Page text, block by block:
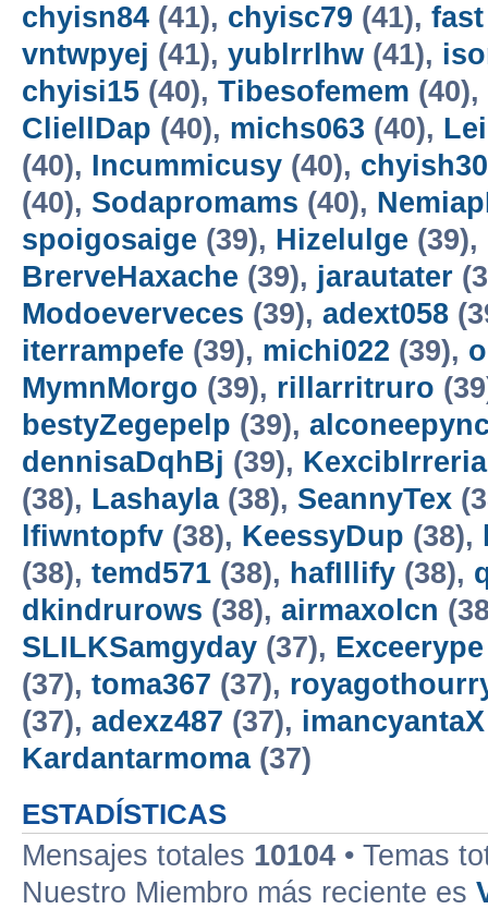
chyisn84 (41), chyisc79 (41),
vntwpyej (41), yublrrlhw (41),
chyisi15 (40), Tibesofemem (40),
CliellDap (40), michs063 (40),
(40), Incummicusy (40), chyish30
(40), Sodapromams (40),
spoigosaige (39), Hizelulge (39),
BrerveHaxache (39), jarautater
Modoeverveces (39), adext058
iterrampefe (39), michi022 (39),
MymnMorgo (39), rillarritruro
bestyZegepelp (39),
dennisaDqhBj (39), KexcibIrreria
(38), Lashayla(38), SeannyTex
lfiwntopfv (38), KeessyDup (38),
(38), temd571 (38), hafIllify (38),
dkindrurows (38), airmaxolcn
SLILKSamgyday (37), Exceerype
(37), toma367 (37),
(37), adexz487 (37), imancyantaX
Kardantarmoma(37)
ESTADÍSTICAS
Mensajes totales 10104 • Temas
Nuestro Miembro más reciente es